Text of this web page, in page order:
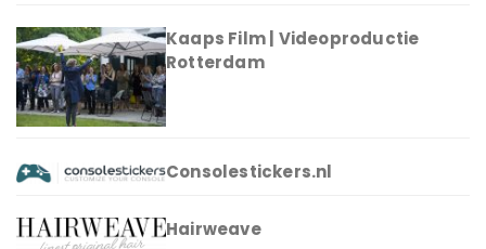
Kaaps Film | Videoproductie
Rotterdam
Consolestickers.nl
Hairweave